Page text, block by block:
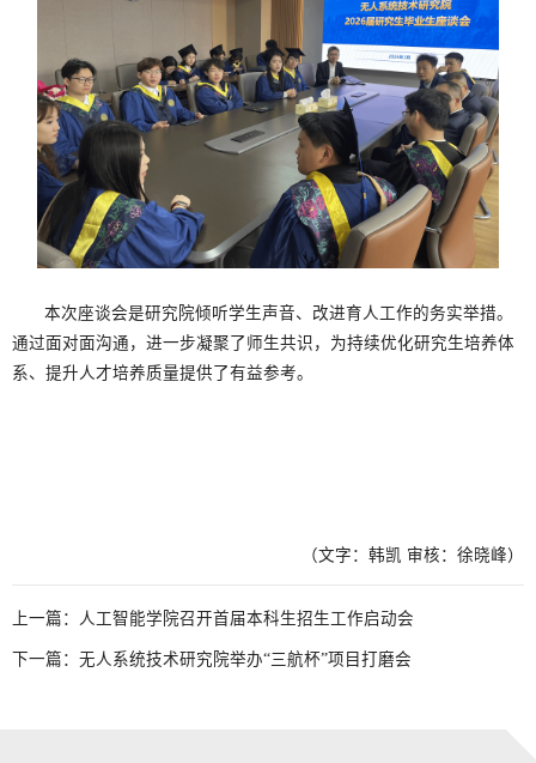
本次座谈会是研究院倾听学生声音、改进育人工作的务实举措。
通过面对面沟通，进一步凝聚了师生共识，为持续优化研究生培养体
系、提升人才培养质量提供了有益参考。
（文字：韩凯 审核：徐晓峰）
上一篇： 人工智能学院召开首届本科生招生工作启动会
下一篇： 无人系统技术研究院举办“三航杯”项目打磨会